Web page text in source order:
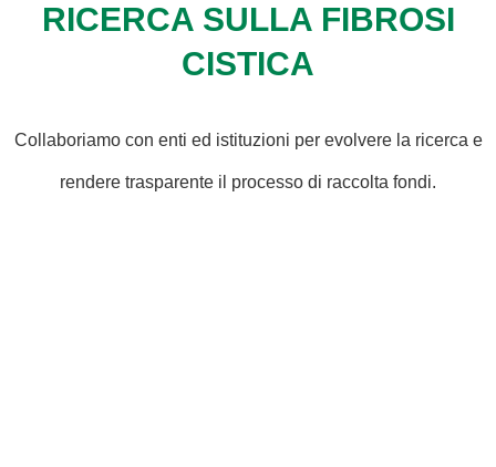
RICERCA SULLA FIBROSI
CISTICA
Collaboriamo con enti ed istituzioni per evolvere la ricerca e
rendere trasparente il processo di raccolta fondi.